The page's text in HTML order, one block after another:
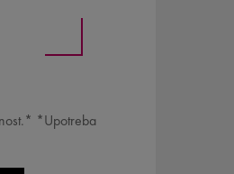
*Upotreba
PROIZVODA?
DOKAZALE ŽENE
FORMULE